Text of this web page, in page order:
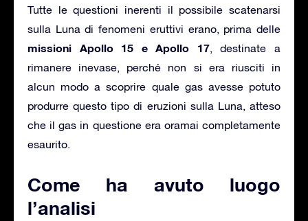
Tutte le questioni inerenti il possibile scatenarsi
sulla Luna di fenomeni eruttivi erano, prima delle
missioni Apollo 15 e Apollo 17, destinate a
rimanere inevase, perché non si era riusciti in
alcun modo a scoprire quale gas avesse potuto
produrre questo tipo di eruzioni sulla Luna, atteso
che il gas in questione era oramai completamente
esaurito.
Come ha avuto luogo
l’analisi